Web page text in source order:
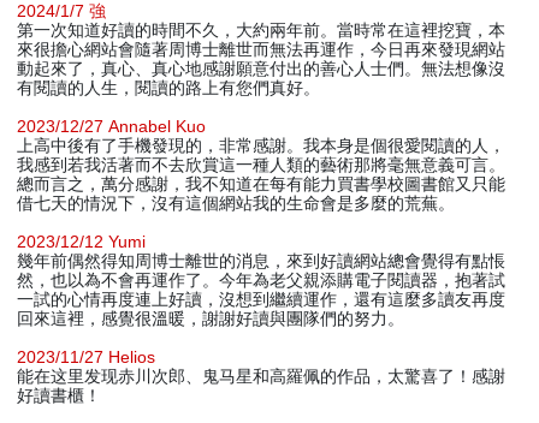
2024/1/7 強
第一次知道好讀的時間不久，大約兩年前。當時常在這裡挖寶，本
來很擔心網站會隨著周博士離世而無法再運作，今日再來發現網站
動起來了，真心、真心地感謝願意付出的善心人士們。無法想像沒
有閱讀的人生，閱讀的路上有您們真好。
2023/12/27 Annabel Kuo
上高中後有了手機發現的，非常感謝。我本身是個很愛閱讀的人，
我感到若我活著而不去欣賞這一種人類的藝術那將毫無意義可言。
總而言之，萬分感謝，我不知道在每有能力買書學校圖書館又只能
借七天的情況下，沒有這個網站我的生命會是多麼的荒蕪。
2023/12/12 Yumi
幾年前偶然得知周博士離世的消息，來到好讀網站總會覺得有點悵
然，也以為不會再運作了。今年為老父親添購電子閱讀器，抱著試
一試的心情再度連上好讀，沒想到繼續運作，還有這麼多讀友再度
回來這裡，感覺很溫暖，謝謝好讀與團隊們的努力。
2023/11/27 Helios
能在这里发现赤川次郎、鬼马星和高羅佩的作品，太驚喜了！感謝
好讀書櫃！